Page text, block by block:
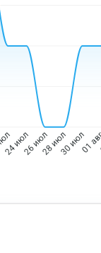
24 июл26 июл28 июл30 июл
01